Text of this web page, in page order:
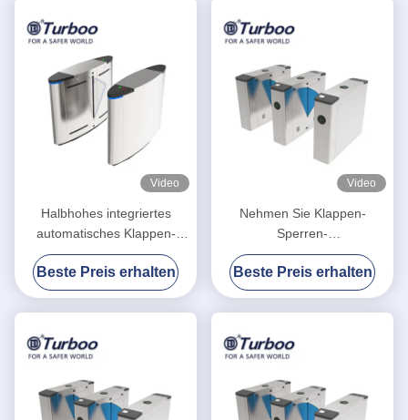
Video
Halbhohes integriertes
automatisches Klappen-
Sperren-Drehkreuz mit
Gesichtserkennung
Beste Preis erhalten
Video
Nehmen Sie Klappen-
Sperren-
Tor-/Eintrittsbarriere-System-
von Selbstzurückstellen-
Funktion Fingerabdrücke
Beste Preis erhalten